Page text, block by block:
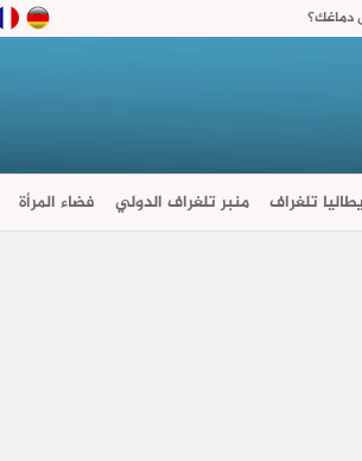
دماغك؟
تلغراف منبر تلغراف الدولي فضاء المرأة